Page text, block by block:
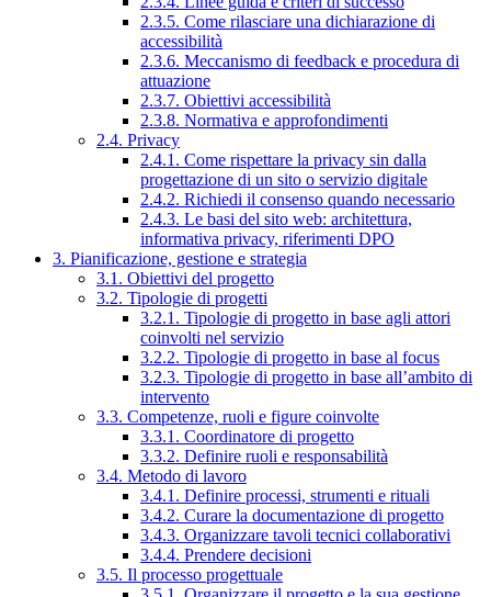
2.3.5. Come rilasciare una dichiarazione di
accessibilità
2.3.6. Meccanismo di feedback e procedura di
attuazione
2.3.7. Obiettivi accessibilità
2.3.8. Normativa e approfondimenti
2.4. Privacy
2.4.1. Come rispettare la privacy sin dalla
progettazione di un sito o servizio digitale
2.4.2. Richiedi il consenso quando necessario
2.4.3. Le basi del sito web: architettura,
informativa privacy, riferimenti DPO
3. Pianificazione, gestione e strategia
3.1. Obiettivi del progetto
3.2. Tipologie di progetti
3.2.1. Tipologie di progetto in base agli attori
coinvolti nel servizio
3.2.2. Tipologie di progetto in base al focus
3.2.3. Tipologie di progetto in base all’ambito di
intervento
3.3. Competenze, ruoli e figure coinvolte
3.3.1. Coordinatore di progetto
3.3.2. Definire ruoli e responsabilità
3.4. Metodo di lavoro
3.4.1. Definire processi, strumenti e rituali
3.4.2. Curare la documentazione di progetto
3.4.3. Organizzare tavoli tecnici collaborativi
3.4.4. Prendere decisioni
3.5. Il processo progettuale